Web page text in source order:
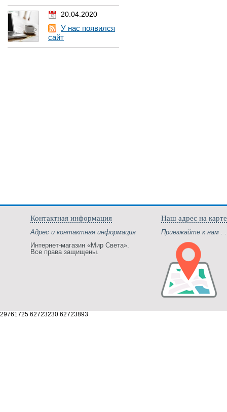
20.04.2020
У нас появился
сайт
Контактная информация
Адрес и контактная информация
Интернет-магазин «Мир Света».
Все права защищены.
Наш адрес на карте
Приезжайте к нам .
29761725 62723230 62723893